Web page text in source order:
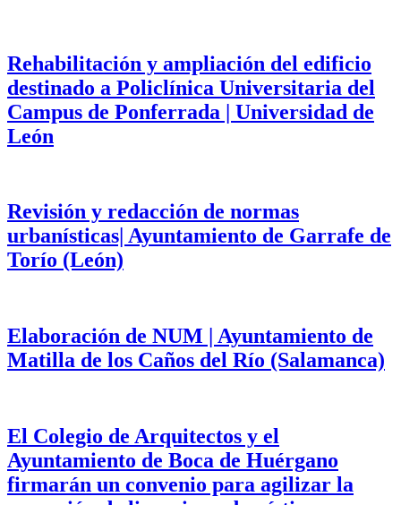
Rehabilitación y ampliación del edificio
destinado a Policlínica Universitaria del
Campus de Ponferrada | Universidad de
León
Revisión y redacción de normas
urbanísticas| Ayuntamiento de Garrafe de
Torío (León)
Elaboración de NUM | Ayuntamiento de
Matilla de los Caños del Río (Salamanca)
El Colegio de Arquitectos y el
Ayuntamiento de Boca de Huérgano
firmarán un convenio para agilizar la